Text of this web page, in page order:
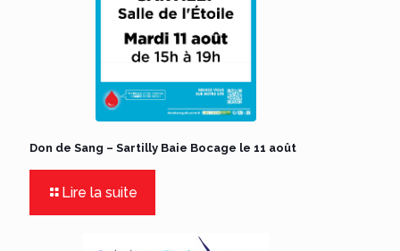
Don de Sang – Sartilly Baie Bocage le 11 août
Lire la suite